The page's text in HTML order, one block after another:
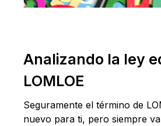
Analizando la ley
LOMLOE
Seguramente el término de
nuevo para ti, pero siempre